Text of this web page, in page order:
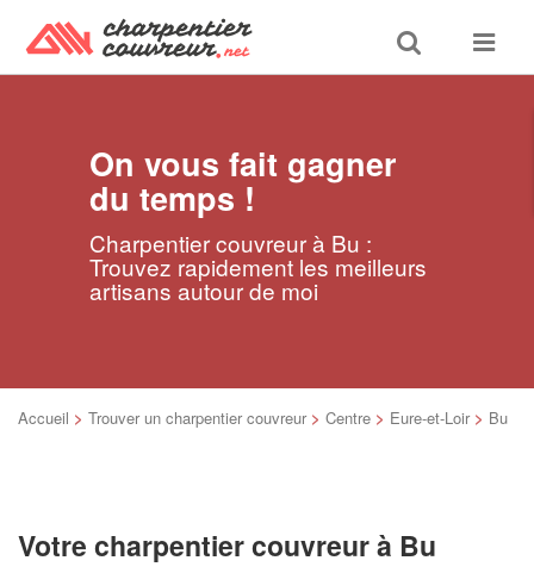
Toggle
search
Toggle
On vous fait gagner
du temps !
Charpentier couvreur à Bu :
Trouvez rapidement les meilleurs
artisans autour de moi
Accueil > Trouver un charpentier couvreur > Centre > Eure-et-Loir > Bu
Votre charpentier couvreur à Bu